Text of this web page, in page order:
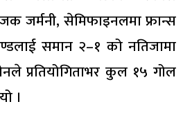
जर्मनी, सेमिफाइनलमा फ्रान्स
समान २–१ को नतिजामा
प्रतियोगिताभर कुल १५ गोल
।